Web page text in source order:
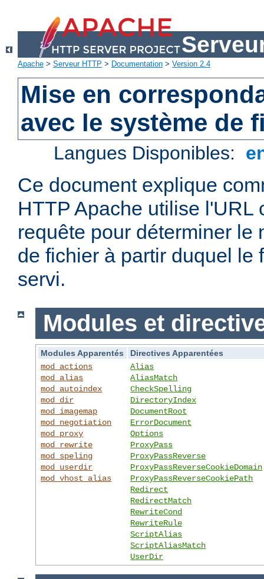
Apache > Serveur HTTP > Documentation > Version 2.4
Mise en
avec le système de
Langues Disponibles:
Ce document explique
HTTP Apache utilise l'URL
requête pour déterminer le
de fichier à partir duquel le
servi.
Modules et
Modules Apparentés
Directives Apparentées
mod_actions
mod_alias
mod_autoindex
mod_dir
mod_imagemap
mod_negotiation
mod_proxy
mod_rewrite
mod_speling
mod_userdir
mod_vhost_alias
Alias
AliasMatch
CheckSpelling
DirectoryIndex
DocumentRoot
ErrorDocument
Options
ProxyPass
ProxyPassReverse
ProxyPassReverseCookieDomain
ProxyPassReverseCookiePath
Redirect
RedirectMatch
RewriteCond
RewriteRule
ScriptAlias
ScriptAliasMatch
UserDir